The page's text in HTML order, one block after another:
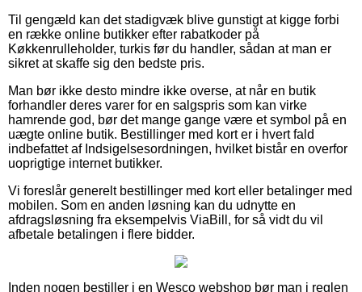
Til gengæld kan det stadigvæk blive gunstigt at kigge forbi
en række online butikker efter rabatkoder på
Køkkenrulleholder, turkis før du handler, sådan at man er
sikret at skaffe sig den bedste pris.
Man bør ikke desto mindre ikke overse, at når en butik
forhandler deres varer for en salgspris som kan virke
hamrende god, bør det mange gange være et symbol på en
uægte online butik. Bestillinger med kort er i hvert fald
indbefattet af Indsigelsesordningen, hvilket bistår en overfor
uoprigtige internet butikker.
Vi foreslår generelt bestillinger med kort eller betalinger med
mobilen. Som en anden løsning kan du udnytte en
afdragsløsning fra eksempelvis ViaBill, for så vidt du vil
afbetale betalingen i flere bidder.
Inden nogen bestiller i en Wesco webshop bør man i reglen